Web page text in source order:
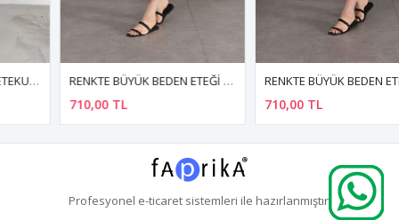
RENKTE BÜYÜK BEDEN ETEĞİ BÜZGÜLÜ CEPLİ DESENLİ ELBİSE
710,00 TL
RENKTE BÜYÜK BEDEN ETEĞİ BÜZGÜLÜ CEPLİ DESENLİ ELBİSE
710,00 TL
Profesyonel e-ticaretsistemleri ile hazırlanmıştır.